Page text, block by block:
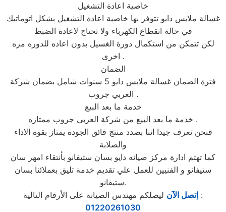
خاصية اعادة التشغيل
غسالة ملابس دايو تتوفر بها خاصية اعادة التشغيل بشكل اتوماتيك
في حالة انقطاع الكهرباء ولا تحتاج لاعادة الضبط
لكن تتمكن من استكمال دورة الغسيل بدون اعاده للدوره مره
اخرى .
الضمان
فترة الضمان غسالة ملابس دايو 5 سنوات شامل بضمان شركة
العربي جروب .
خدمة ما بعد البيع
خدمة ما بعد البيع من شركة العربي جروب ممتازه .
فنحن نعرف جيدا اننا بصدد منتج فائق الجودة يمتاز بقوة الاداء
والصلابة
كما تهتم ادارة مركز صيانه دايو بسان ستيفانو بأنتقاء امهر سان
ستيفانو و الفنيين للعمل علي تقديم خدمة تليق بعملائنا بسان
ستيفانو.
إتصل الآن ليصلكم مهندس الصيانة على الأرقام التالية :
01220261030